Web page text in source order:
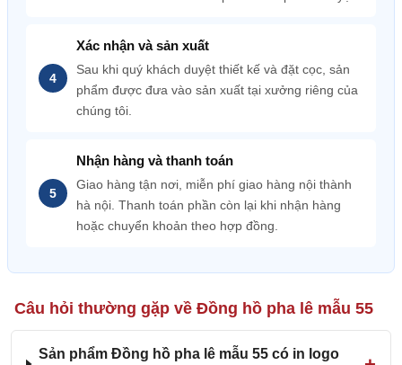
Xác nhận và sản xuất
Sau khi quý khách duyệt thiết kế và đặt cọc, sản
phẩm được đưa vào sản xuất tại xưởng riêng của
chúng tôi.
Nhận hàng và thanh toán
Giao hàng tận nơi, miễn phí giao hàng nội thành
hà nội. Thanh toán phần còn lại khi nhận hàng
hoặc chuyển khoản theo hợp đồng.
Câu hỏi thường gặp về Đồng hồ pha lê mẫu 55
Sản phẩm Đồng hồ pha lê mẫu 55 có in logo